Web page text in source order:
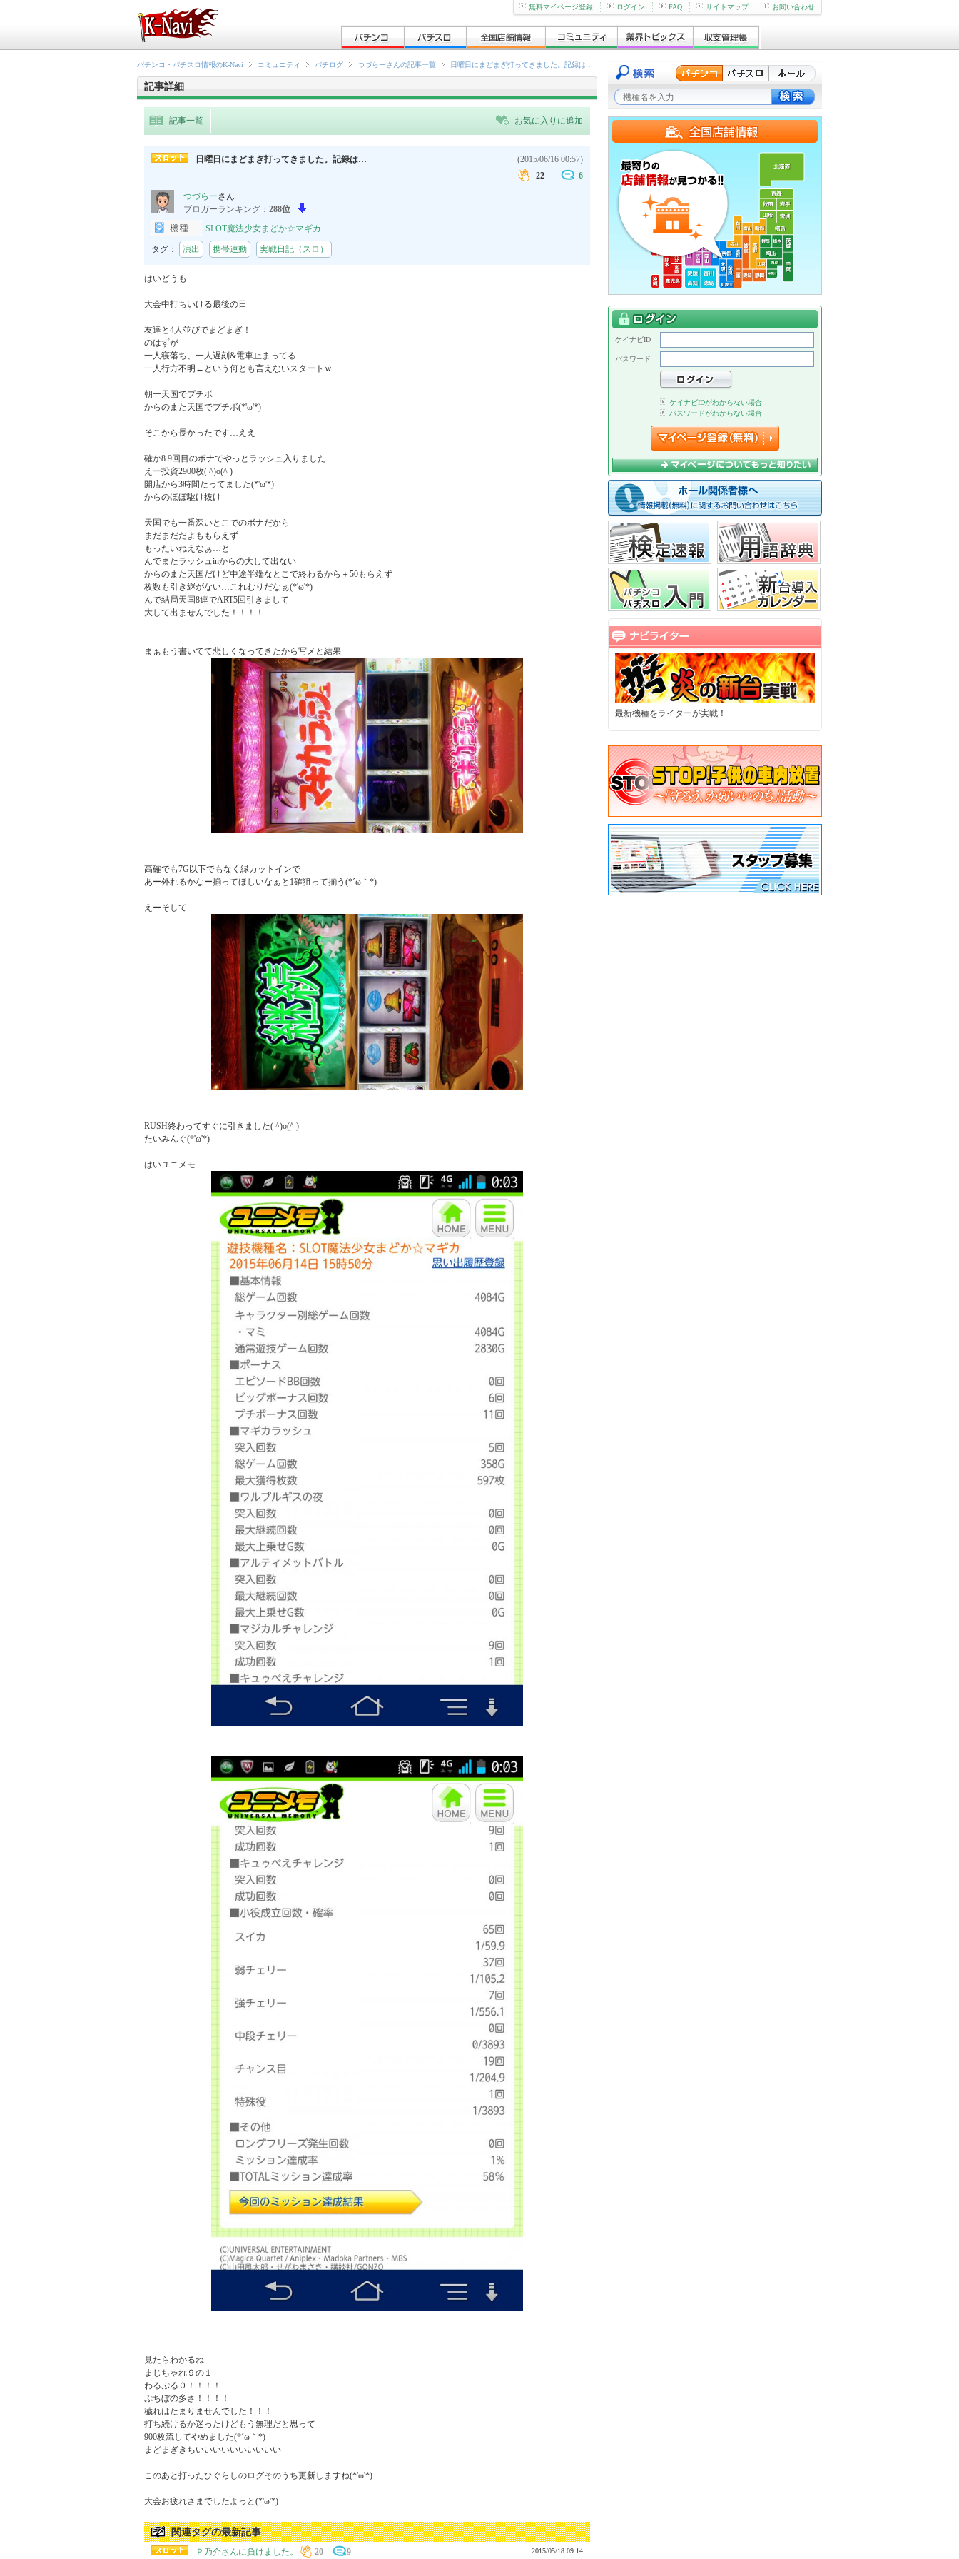
無料マイページ登録 ログイン FAQ サイトマップ お問い合わせ
パチンコ・パチスロ情報のK-Navi コミュニティ パチログ つづらーさんの記事一覧 日曜日にまどまぎ打ってきました。記録は…
記事詳細
記事一覧 お気に入りに追加
日曜日にまどまぎ打ってきました。記録は…
(2015/06/16 00:57)
22
6
つづらーさん
ブロガーランキング： 288位
SLOT魔法少女まどか☆マギカ
タグ： 演出 携帯連動 実戦日記（スロ）
はいどうも
大会中打ちいける最後の日
友達と4人並びでまどまぎ！
のはずが
一人寝落ち、一人遅刻&電車止まってる
一人行方不明←という何とも言えないスタートｗ
朝一天国でプチボ
からのまた天国でプチボ(*'ω'*)
そこから長かったです…ええ
確か8.9回目のボナでやっとラッシュ入りました
えー投資2900枚( ^)o(^ )
開店から3時間たってました(*'ω'*)
からのほぼ駆け抜け
天国でも一番深いとこでのボナだから
まだまだだよももらえず
もったいねえなぁ…と
んでまたラッシュinからの大して出ない
からのまた天国だけど中途半端なとこで終わるから＋50もらえず
枚数も引き継がない…これむりだなぁ(*'ω'*)
んで結局天国8連でART5回引きまして
大して出ませんでした！！！！
高確でも7G以下でもなく緑カットインで
あー外れるかなー揃ってほしいなぁと1確狙って揃う(*´ω｀*)
RUSH終わってすぐに引きました( ^)o(^ )
たいみんぐ(*'ω'*)
見たらわかるね
まじちゃれ９の１
わるぷる０！！！！
ぷちぼの多さ！！！！
穢れはたまりませんでした！！！
打ち続けるか迷ったけどもう無理だと思って
900枚流してやめました(*´ω｀*)
まどまぎきちいいいいいいいいいい
このあと打ったひぐらしのログそのうち更新しますね(*'ω'*)
大会お疲れさまでしたよっと(*'ω'*)
関連タグの最新記事
Ｐ乃介さんに負けました。 20 9 2015/05/18 09:14
ケイナビID
パスワード
ケイナビIDがわからない場合
パスワードがわからない場合
最新機種をライターが実戦！